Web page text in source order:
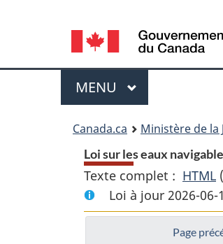
Language
selection
Menu
MENU PRINCIPAL
Canada.ca Ministère de la
Loi sur les eaux
Texte complet : HTML
:
Loi à jour 2026-06-
Page